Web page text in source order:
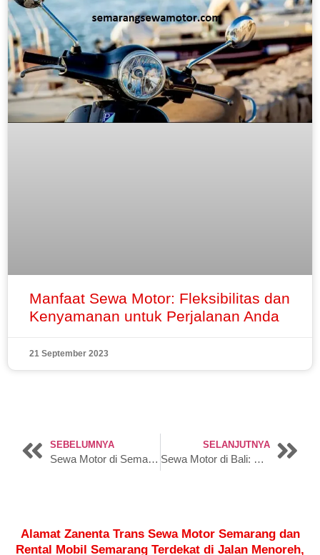
Manfaat Sewa Motor: Fleksibilitas dan
Kenyamanan untuk Perjalanan Anda
21 September 2023
SEBELUMNYA
Sewa Motor di Semarang: Sensasi Petualangan Nyaman
SELANJUTNYA
Sewa Motor di Bali: Kunci Menuju Petualangan yang Mengesankan
Alamat Zanenta Trans Sewa Motor Semarang dan
Rental Mobil Semarang Terdekat di Jalan Menoreh,